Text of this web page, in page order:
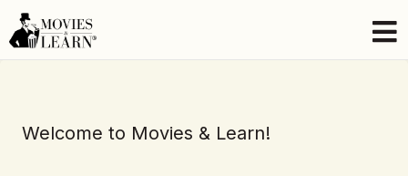
Welcome to Movies & Learn!